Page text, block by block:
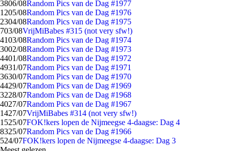
3806/08Random Pics van de Dag #1977
1205/08Random Pics van de Dag #1976
2304/08Random Pics van de Dag #1975
703/08VrijMiBabes #315 (not very sfw!)
4103/08Random Pics van de Dag #1974
3002/08Random Pics van de Dag #1973
4401/08Random Pics van de Dag #1972
4931/07Random Pics van de Dag #1971
3630/07Random Pics van de Dag #1970
4429/07Random Pics van de Dag #1969
3228/07Random Pics van de Dag #1968
4027/07Random Pics van de Dag #1967
1427/07VrijMiBabes #314 (not very sfw!)
1525/07FOK!kers lopen de Nijmeegse 4-daagse: Dag 4
8325/07Random Pics van de Dag #1966
524/07FOK!kers lopen de Nijmeegse 4-daagse: Dag 3